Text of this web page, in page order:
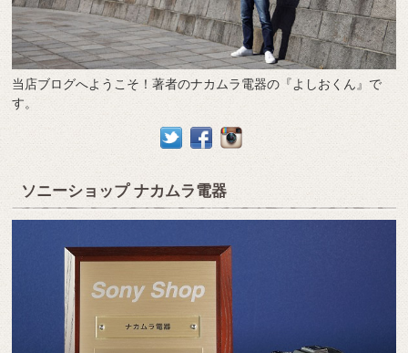
当店ブログへようこそ！著者のナカムラ電器の『よしおくん』で
す。
ソニーショップ ナカムラ電器